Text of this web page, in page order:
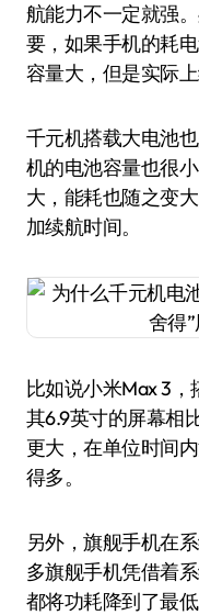
航能力不一定就强
要，如果手机的耗
容量大，但是实际
千元机搭载大电池
机的电池容量也很
大，能耗也随之变
加续航时间。
比如说小米Max 3
其6.9英寸的屏幕相
更大，在单位时间
得多。
另外，旗舰手机在
多旗舰手机凭借着
都将功耗降到了最